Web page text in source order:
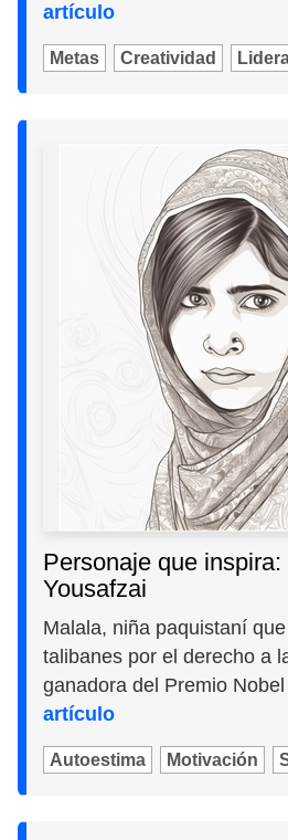
artículo
Metas Creatividad
Personaje que
Yousafzai
Malala, niña paquistaní
talibanes por el derecho a
ganadora del Premio
artículo
Autoestima Motivación